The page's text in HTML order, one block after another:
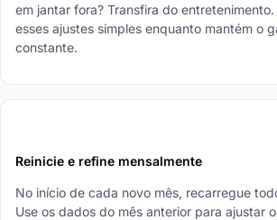
em jantar fora? Transfira do
esses ajustes simples enquanto mantém o
constante.
Reinicie e refine mensalmente
No início de cada novo mês, recarregue
Use os dados do mês anterior para ajustar